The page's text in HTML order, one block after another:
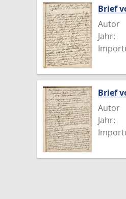
Brief
Autor
Jahr:
Brief
Autor
Jahr: